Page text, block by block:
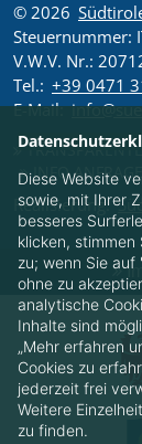
© 2026
Steuernummer:
V.W.V. Nr.:
Tel.: +39 0471
E-Mail:
TRANSPARENTE
INFO
Realisierung:
Diese Website
sowie, mit Ihrer
besseres
klicken, stimmen
zu; wenn Sie auf
ohne zu
analytische
Inhalte sind
„Mehr erfahren
Cookies zu
jederzeit frei
Weitere
zu finden.